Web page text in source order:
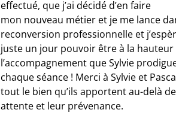
effectué, que j’ai décidé d’en faire
mon nouveau métier et je me lance
reconversion professionnelle et
juste un jour pouvoir être à la hauteur
l’accompagnement que Sylvie
chaque séance ! Merci à Sylvie et
tout le bien qu’ils apportent au-delà
attente et leur prévenance.